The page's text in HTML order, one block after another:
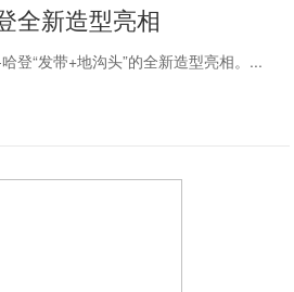
全新造型亮相
登“发带+地沟头”的全新造型亮相。...